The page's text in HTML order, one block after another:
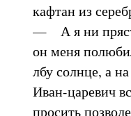
кафтан из
— А я ни
он меня
лбу солнце, а
Иван-царевич
просить